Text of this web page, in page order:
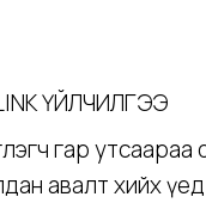
ҮЙЛЧИЛГЭЭ
гар утсаараа
авалт хийх